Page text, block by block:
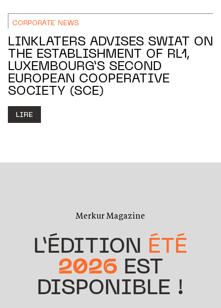
CORPORATE NEWS
LINKLATERS ADVISES SWIAT ON
THE ESTABLISHMENT OF RL1,
LUXEMBOURG’S SECOND
EUROPEAN COOPERATIVE
SOCIETY (SCE)
LIRE
Merkur Magazine
L’ÉDITION ÉTÉ
2026 EST
DISPONIBLE !